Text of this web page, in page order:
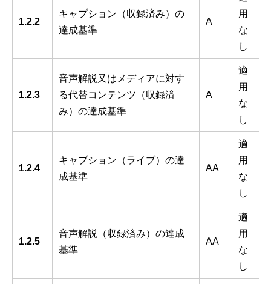
1.2.2
キャプション（収録済み）の
達成基準
A
用
な
し
1.2.3
音声解説又はメディアに対す
る代替コンテンツ（収録済
み）の達成基準
A
適
用
な
し
1.2.4
キャプション（ライブ）の達
成基準
AA
適
用
な
し
1.2.5
音声解説（収録済み）の達成
基準
AA
適
用
な
し